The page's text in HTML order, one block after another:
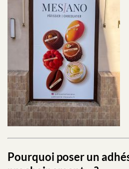
Pourquoi poser un